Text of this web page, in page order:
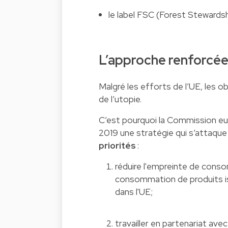
le label FSC (Forest
L’approche
Malgré les efforts de l’UE, les
de l’utopie.
C’est pourquoi la Commission
2019 une stratégie qui
priorités :
réduire l'empreinte de
consommation de produits
dans l'UE;
travailler en partenariat